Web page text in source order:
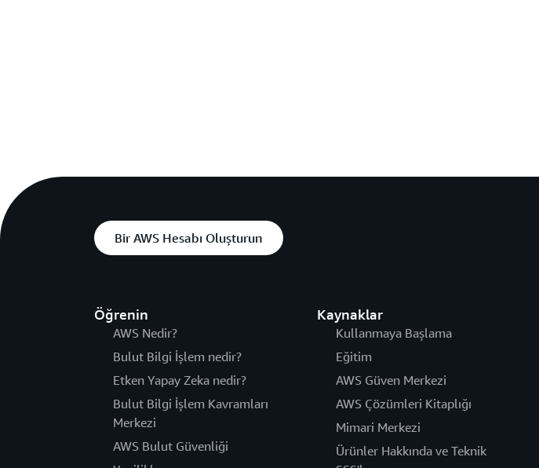
Bir AWS Hesabı Oluşturun
Öğrenin
AWS Nedir?
Bulut Bilgi İşlem nedir?
Etken Yapay Zeka nedir?
Bulut Bilgi İşlem Kavramları
Merkezi
AWS Bulut Güvenliği
Kaynaklar
Kullanmaya Başlama
Eğitim
AWS Güven Merkezi
AWS Çözümleri Kitaplığı
Mimari Merkezi
Ürünler Hakkında ve Teknik